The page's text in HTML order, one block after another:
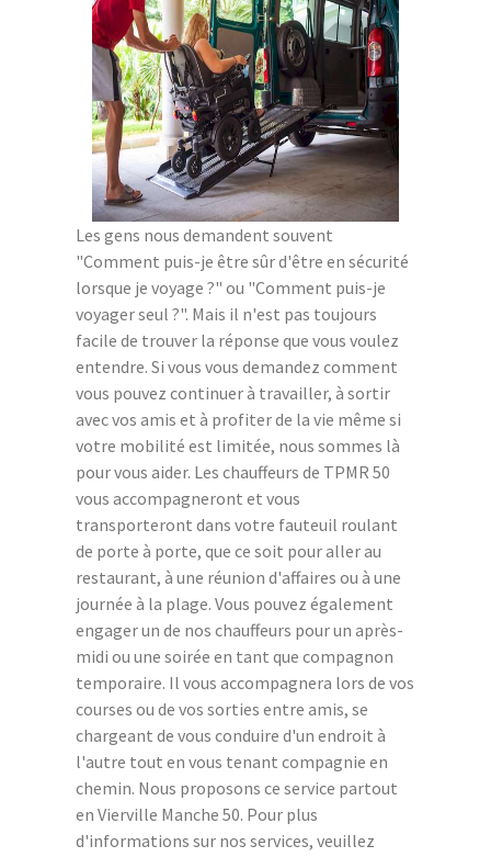
Les gens nous demandent souvent
"Comment puis-je être sûr d'être en sécurité
lorsque je voyage ?" ou "Comment puis-je
voyager seul ?". Mais il n'est pas toujours
facile de trouver la réponse que vous voulez
entendre. Si vous vous demandez comment
vous pouvez continuer à travailler, à sortir
avec vos amis et à profiter de la vie même si
votre mobilité est limitée, nous sommes là
pour vous aider. Les chauffeurs de TPMR 50
vous accompagneront et vous
transporteront dans votre fauteuil roulant
de porte à porte, que ce soit pour aller au
restaurant, à une réunion d'affaires ou à une
journée à la plage. Vous pouvez également
engager un de nos chauffeurs pour un après-
midi ou une soirée en tant que compagnon
temporaire. Il vous accompagnera lors de vos
courses ou de vos sorties entre amis, se
chargeant de vous conduire d'un endroit à
l'autre tout en vous tenant compagnie en
chemin. Nous proposons ce service partout
en Vierville Manche 50. Pour plus
d'informations sur nos services, veuillez